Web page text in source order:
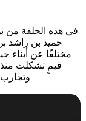
في هذه الحلقة من
حميد بن راشد
مختلفًا عن أبناء
قيمٍ تشكلت منذ